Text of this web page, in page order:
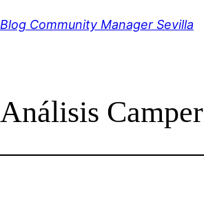
al
Blog Community Manager Sevilla
Análisis Camper